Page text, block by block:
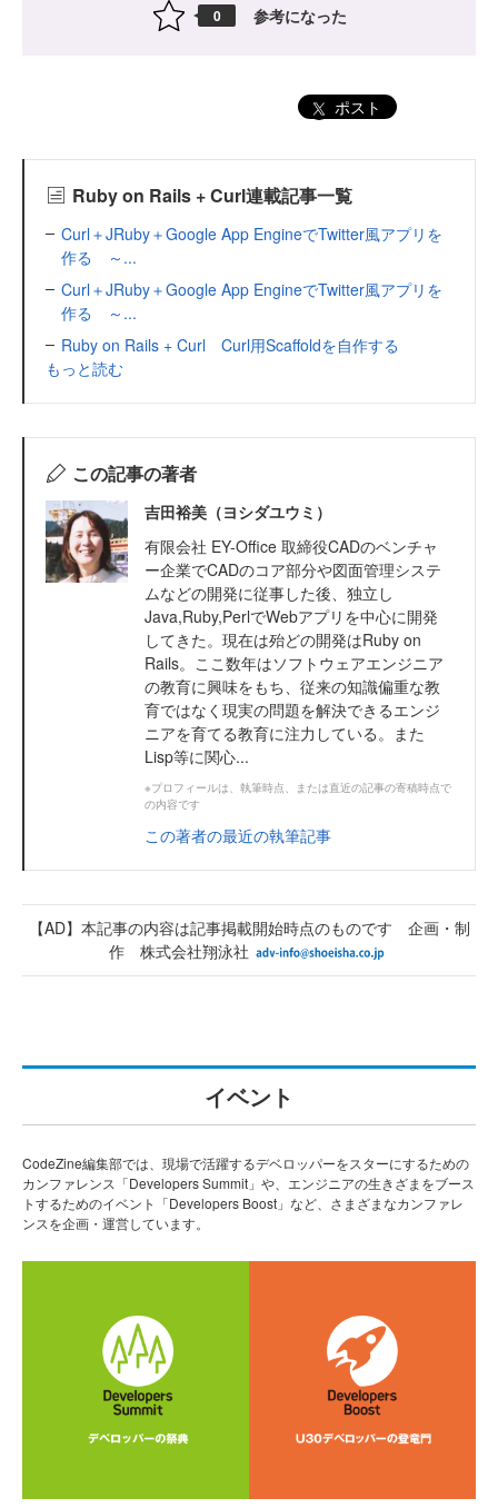
0 参考になった
ポスト
Ruby on Rails + Curl連載記事一覧
Curl＋JRuby＋Google App EngineでTwitter風アプリを
作る ～...
Curl＋JRuby＋Google App EngineでTwitter風アプリを
作る ～...
Ruby on Rails + Curl Curl用Scaffoldを自作する
もっと読む
この記事の著者
吉田裕美（ヨシダユウミ）
有限会社 EY-Office 取締役CADのベンチャ
ー企業でCADのコア部分や図面管理システ
ムなどの開発に従事した後、独立し
Java,Ruby,PerlでWebアプリを中心に開発
してきた。現在は殆どの開発はRuby on
Rails。ここ数年はソフトウェアエンジニア
の教育に興味をもち、従来の知識偏重な教
育ではなく現実の問題を解決できるエンジ
ニアを育てる教育に注力している。また
Lisp等に関心...
※プロフィールは、執筆時点、または直近の記事の寄稿時点で
の内容です
この著者の最近の執筆記事
【AD】本記事の内容は記事掲載開始時点のものです 企画・制
作 株式会社翔泳社
イベント
CodeZine編集部では、現場で活躍するデベロッパーをスターにするための
カンファレンス「Developers Summit」や、エンジニアの生きざまをブース
トするためのイベント「Developers Boost」など、さまざまなカンファレ
ンスを企画・運営しています。